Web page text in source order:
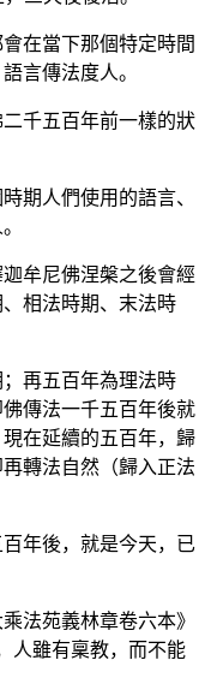
在當下那個特定時間
言傳法度人。
千五百年前一樣的狀
期人們使用的語言、
牟尼佛涅槃之後會經
相法時期、末法時
再五百年為理法時
傳法一千五百年後就
在延續的五百年，歸
轉法自然（歸入正法
年後，就是今天，已
法苑義林章卷六本》
人雖有稟教，而不能